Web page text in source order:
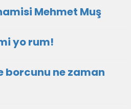
Mehmet Muş
yo rum!
borcunu ne zaman